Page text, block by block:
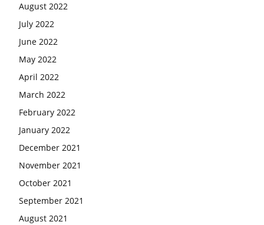
August 2022
July 2022
June 2022
May 2022
April 2022
March 2022
February 2022
January 2022
December 2021
November 2021
October 2021
September 2021
August 2021